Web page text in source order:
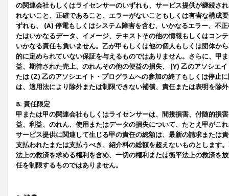
の関連会社もしくはライセンサーのいずれも、サービス提供が継続さ
れないこと、正確であること、エラーがないこともしくは有害な構成
ずれも、 (A) 停電もしくはシステム障害を含む、いかなるエラー、不
たはいかなるデータ、イメージ、テキストその他の情報もしくはコン
いかなる責任も負いません。乙が甲もしくは他の個人もしくは団体か
的に定められていない保証を与えるものではありません。さらに、甲
益、期待された売上、のれんその他の便益の損失、 (Y) 乙のアソシエ
たは (Z) 乙のアソシエイト・プログラムへの参加の終了もしくは停止
は、適用法により除外または制限できない補償、責任または表明を除
8. 責任限定
甲または甲の関連会社もしくはライセンサーは、間接損害、付随的損
益、利益、のれん、使用またはデータの損失について、たとえ甲がこ
サービス提供に関連して生じる甲の責任の総額は、最新の請求または
支払われたまたは支払うべき、紹介料の総額を超えないものとします
法上の救済を求める権利を含め、一切の権利または衡平法上の救済を
任を制限するものではありません。